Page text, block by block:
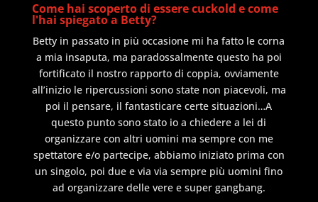
Come hai scoperto di essere cuckold e come
l'hai spiegato a Betty?
Betty in passato in più occasione mi ha fatto le corna
a mia insaputa, ma paradossalmente questo ha poi
fortificato il nostro rapporto di coppia, ovviamente
all’inizio le ripercussioni sono state non piacevoli, ma
poi il pensare, il fantasticare certe situazioni…A
questo punto sono stato io a chiedere a lei di
organizzare con altri uomini ma sempre con me
spettatore e/o partecipe, abbiamo iniziato prima con
un singolo, poi due e via via sempre più uomini fino
ad organizzare delle vere e super gangbang.